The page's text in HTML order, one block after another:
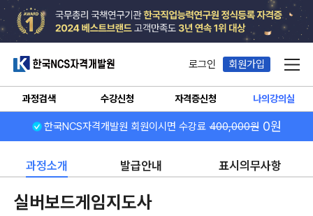
한국NCS자격개발원 로그인 회원가입 메뉴
과정검색 수강신청 자격증신청 나의강의실
한국NCS자격개발원 회원이시면 수강료 400,000원 0원
과정소개 발급안내 표시의무사항
실버보드게임지도사